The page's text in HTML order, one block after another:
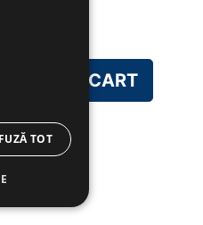
ADD TO CART
TOT